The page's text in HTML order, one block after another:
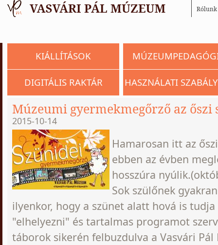
Rólunk
KIÁLLÍTÁSOK
DIGITÁLIS RAKTÁR HASZNÁLATI
Múzeumi gyermekmegőrző az őszi
2015-10-14
Hamarosan itt az
ebben az évben
hosszúra
Sok szülőnek
ilyenkor, hogy a szünet alatt hová is
"elhelyezni" és tartalmas programot
táborok sikerén felbuzdulva a Vasvári Pál